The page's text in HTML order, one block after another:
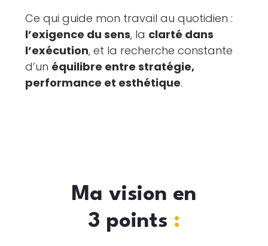
Ce qui guide mon travail au quotidien :
l’exigence du sens, la clarté dans
l’exécution, et la recherche constante
d’un équilibre entre stratégie,
performance et esthétique.
Ma vision en
3 points :